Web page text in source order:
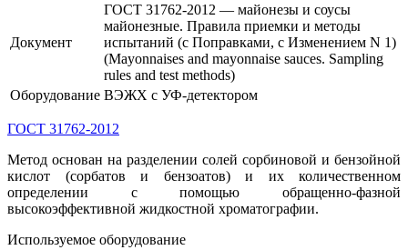
Документ
ГОСТ 31762-2012 — майонезы и соусы
майонезные. Правила приемки и методы
испытаний (с Поправками, с Изменением N 1)
(Mayonnaises and mayonnaise sauces. Sampling
rules and test methods)
Оборудование ВЭЖХ с УФ-детектором
ГОСТ 31762-2012
Метод основан на разделении солей сорбиновой и бензойной
кислот (сорбатов и бензоатов) и их количественном
определении с помощью обращенно-фазной
высокоэффективной жидкостной хроматографии.
Используемое оборудование